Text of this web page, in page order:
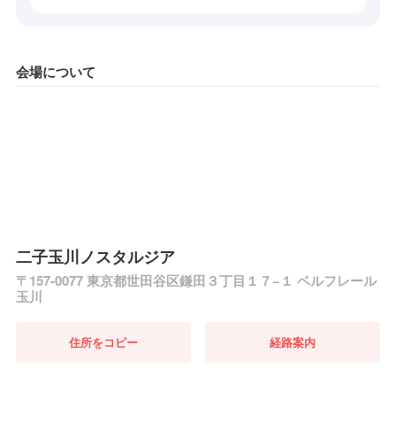
会場について
二子玉川ノスタルジア
〒157-0077 東京都世田谷区鎌田３丁目１７−１ ベルフレール
玉川
住所をコピー 経路案内